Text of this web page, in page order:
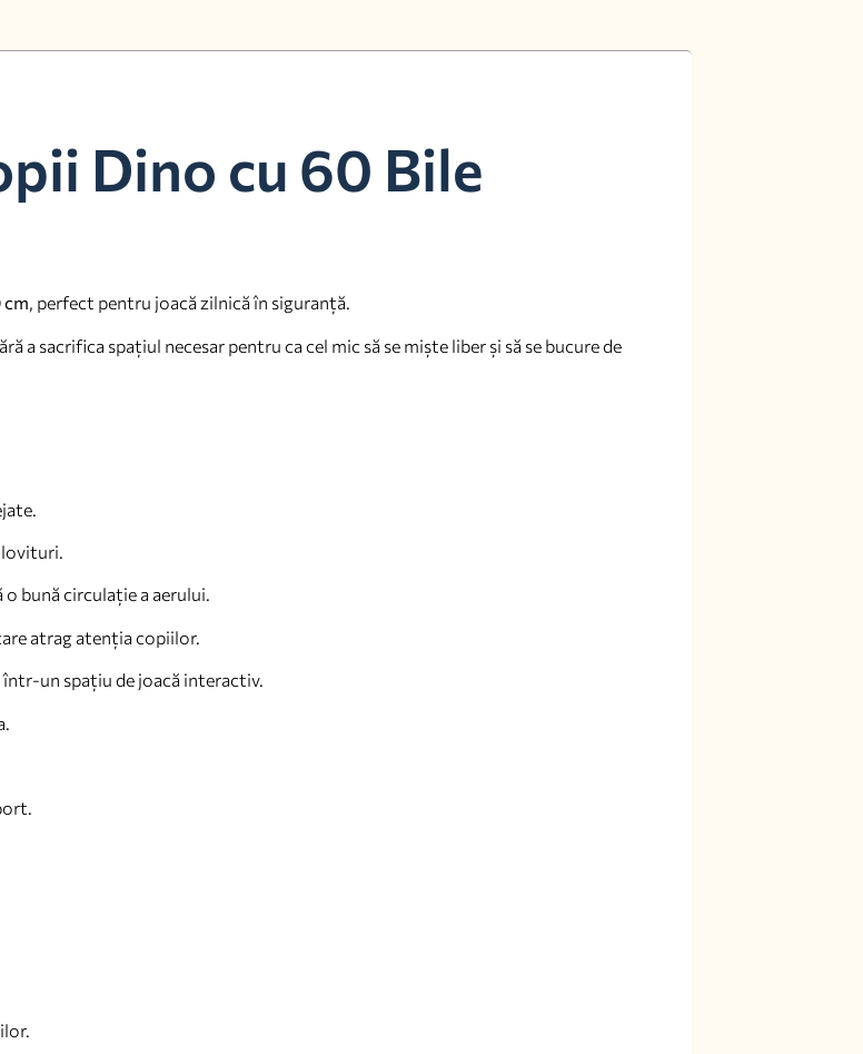
Dino cu 60 Bile
cm, perfect pentru joacă zilnică în siguranță.
sacrifica spațiul necesar pentru ca cel mic să se miște liber și să se bucure de
lovituri.
bună circulație a aerului.
atrag atenția copiilor.
un spațiu de joacă interactiv.